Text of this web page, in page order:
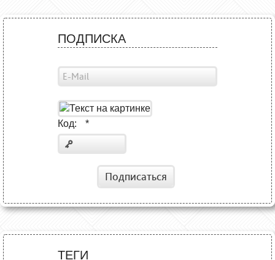
ПОДПИСКА
Код: *
Подписаться
ТЕГИ